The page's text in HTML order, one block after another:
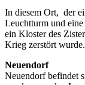
In diesem Ort, der
Leuchtturm und
ein Kloster des
Krieg zerstört wurde.
Neuendorf
Neuendorf befindet